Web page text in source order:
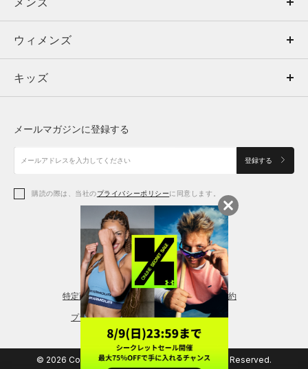
ウィメンズ
キッズ
アクセサリー
トップス
ボトムス
アクセサリー
ウィメンズ
トップス
シューズ
アクセサリー
レギンス＆タイツ
キッズ
シューズ
メールマガジンに登録する
登録する
購読の際は、当社のプライバシーポリシーに同意します。
特定商取引法に基づく通販の表記 会員規約
プライバシーポリシー
© 2026 Copyright DOME Corporation. All Rights Reserved.